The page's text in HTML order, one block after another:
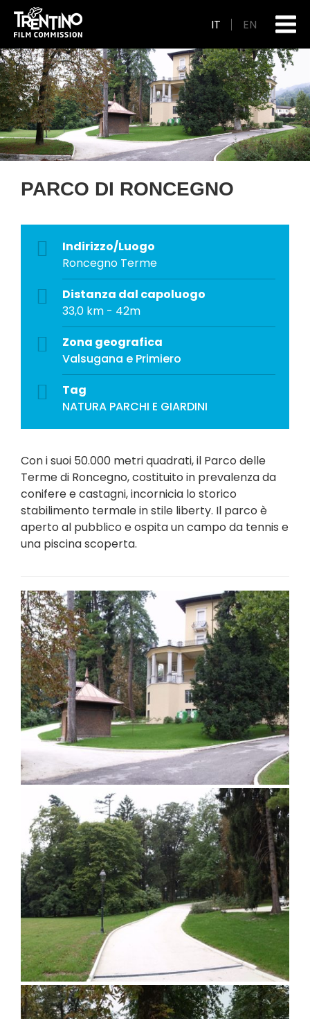
IT EN
PARCO DI RONCEGNO
Indirizzo/Luogo
Roncegno Terme
Distanza dal capoluogo
33,0 km - 42m
Zona geografica
Valsugana e Primiero
Tag
NATURA PARCHI E GIARDINI
Con i suoi 50.000 metri quadrati, il Parco delle
Terme di Roncegno, costituito in prevalenza da
conifere e castagni, incornicia lo storico
stabilimento termale in stile liberty. Il parco è
aperto al pubblico e ospita un campo da tennis e
una piscina scoperta.